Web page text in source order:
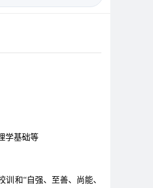
学基础等
和“自强、至善、尚能、